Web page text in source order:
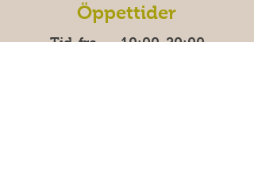
Öppettider
Tid-fre 10:00-20​​​:00